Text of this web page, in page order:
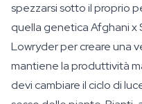
spezzarsi sotto il proprio
quella genetica Afghani x
Lowryder per creare una
mantiene la produttività
devi cambiare il ciclo di